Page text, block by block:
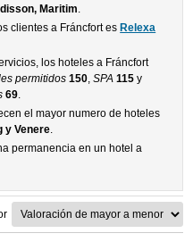
Maritim.
clientes a Fráncfort es Relexa
los hoteles a Fráncfort
permitidos 150,SPA 115 y
69.
el mayor numero de hoteles
y Venere.
permanencia en un hotel a